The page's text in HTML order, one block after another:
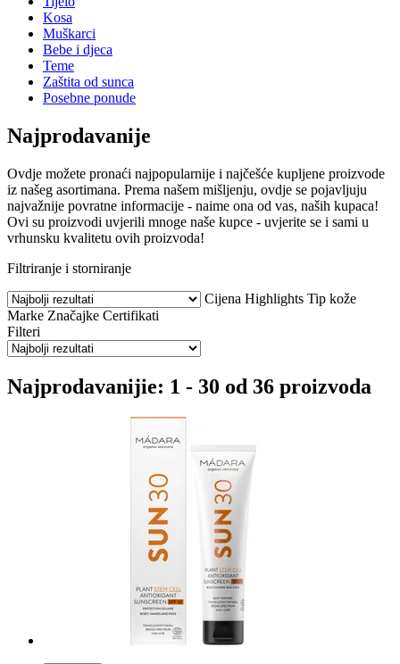
Kosa
Muškarci
Bebe i djeca
Teme
Zaštita od sunca
Posebne ponude
Najprodavanije
Ovdje možete pronaći najpopularnije i najčešće kupljene proizvode
iz našeg asortimana. Prema našem mišljenju, ovdje se pojavljuju
najvažnije povratne informacije - naime ona od vas, naših kupaca!
Ovi su proizvodi uvjerili mnoge naše kupce - uvjerite se i sami u
vrhunsku kvalitetu ovih proizvoda!
Filtriranje i storniranje
Cijena Highlights Tip kože
Marke Značajke Certifikati
Filteri
Najprodavanijie: 1 - 30 od 36 proizvoda